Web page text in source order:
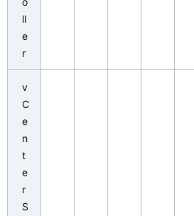
ll
e
r
v
C
e
n
t
e
r
S